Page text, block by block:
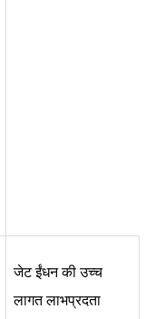
जेट ईंधन की उच्च
लागत लाभप्रदता